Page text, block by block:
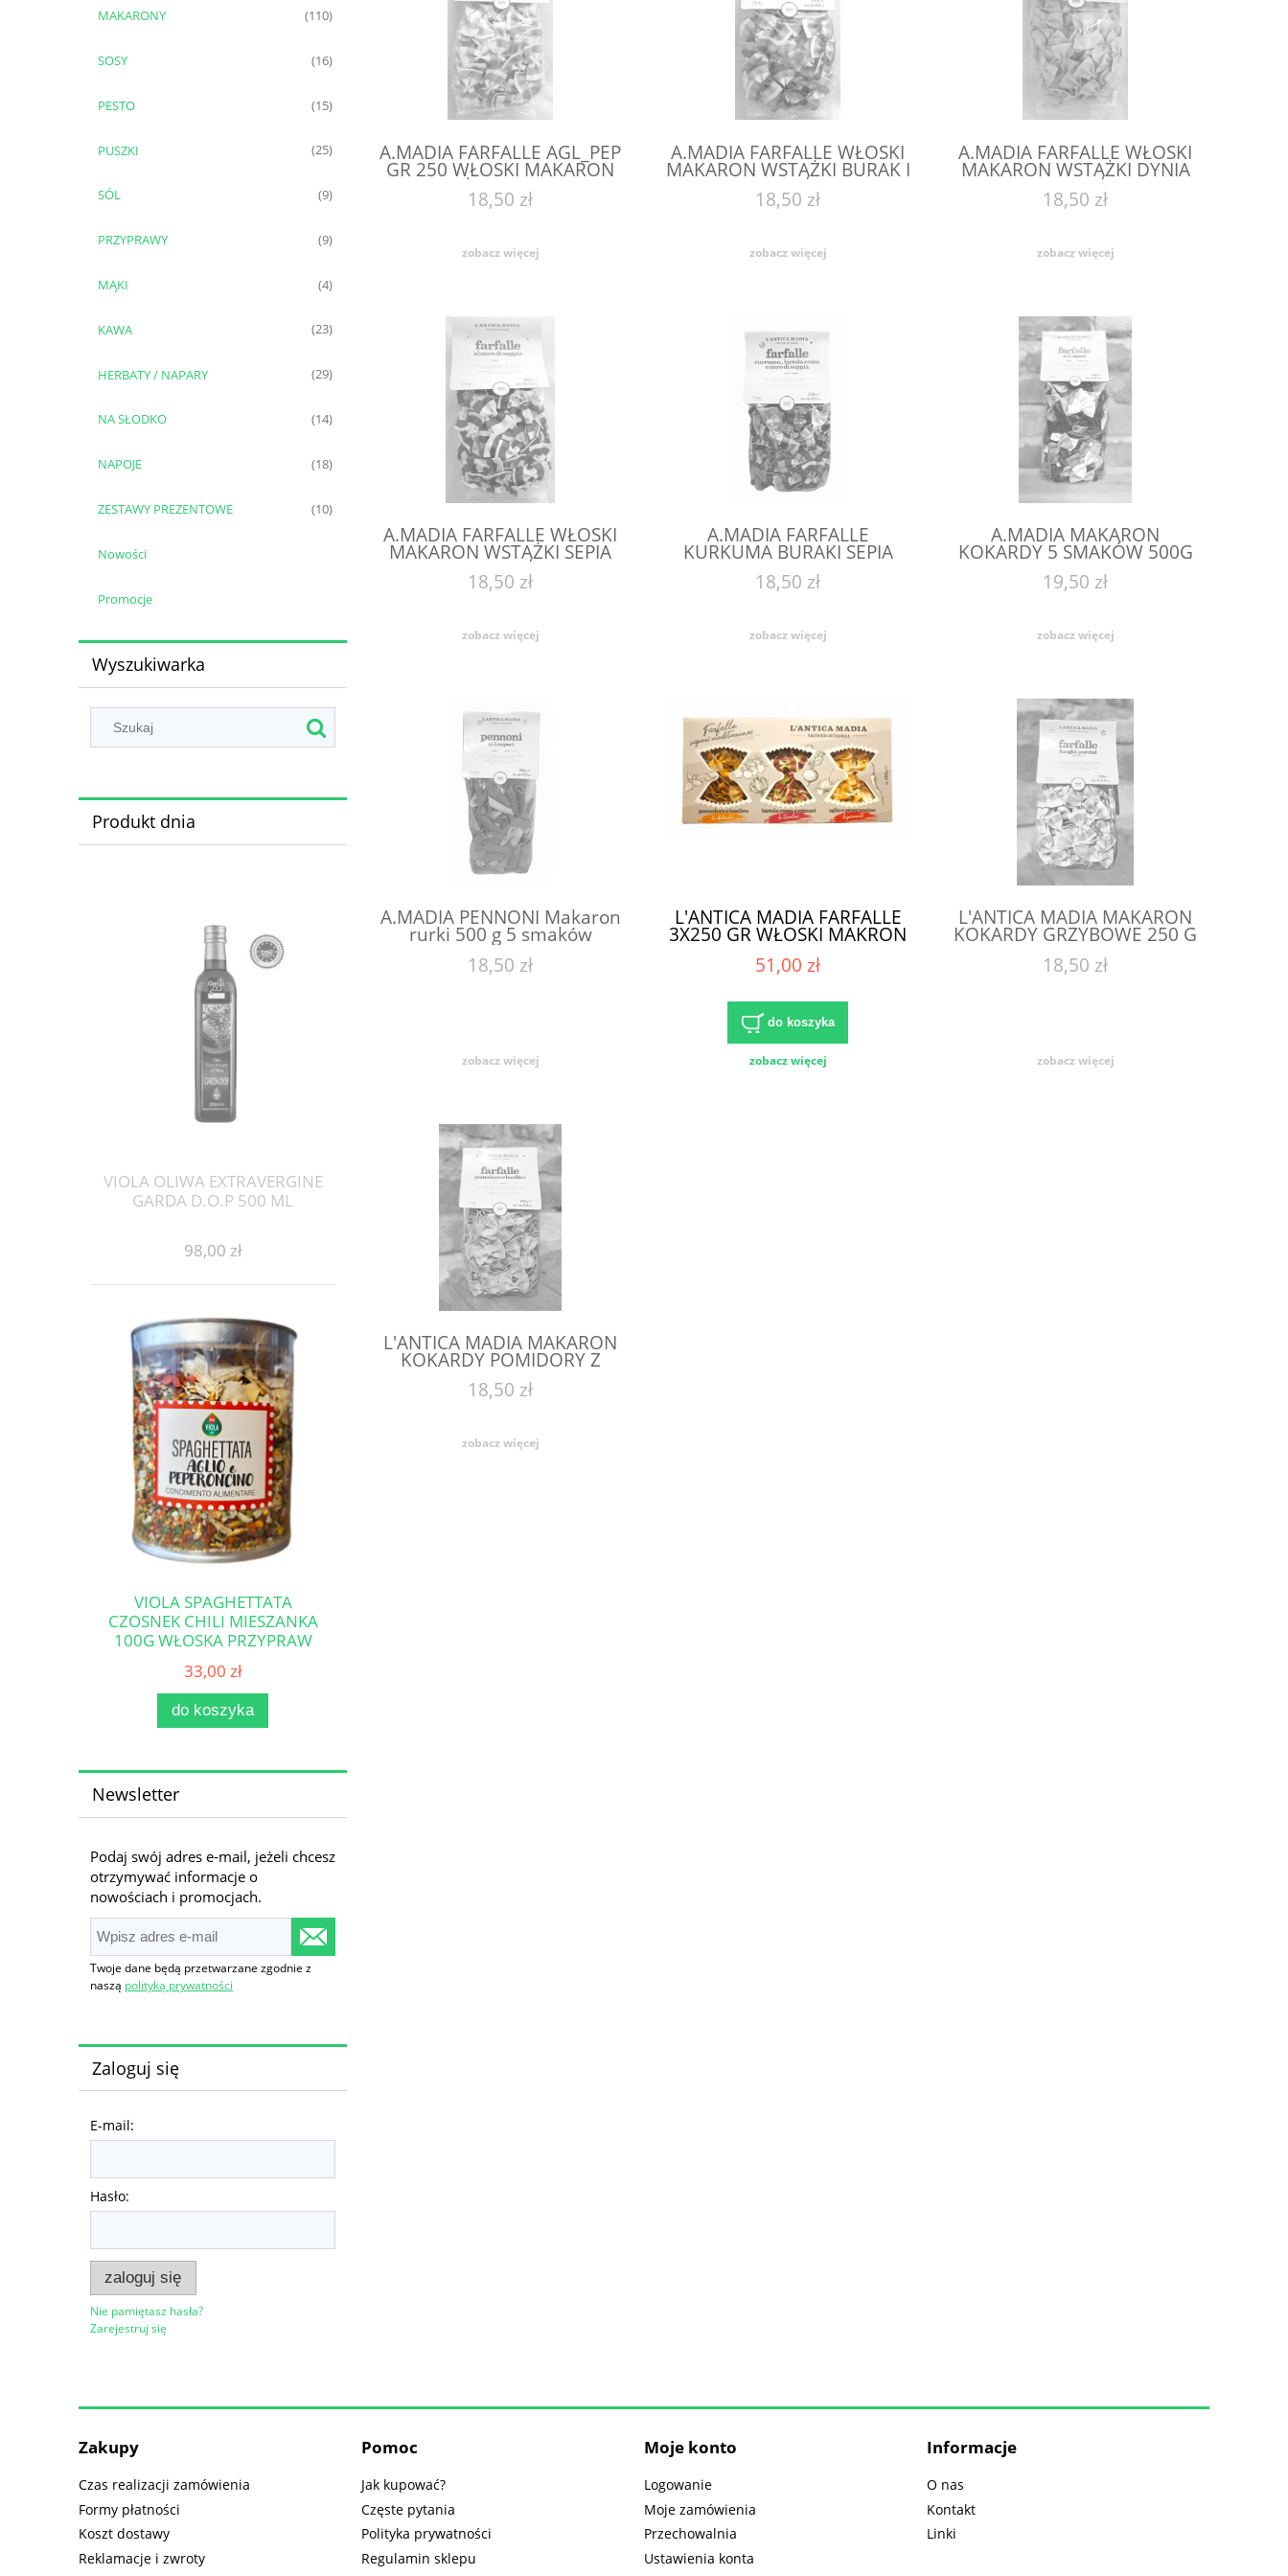
MAKARONY (110)
SOSY (16)
PESTO (15)
PUSZKI (25)
SÓL (9)
PRZYPRAWY (9)
MĄKI (4)
KAWA (23)
HERBATY / NAPARY (29)
NA SŁODKO (14)
NAPOJE (18)
ZESTAWY PREZENTOWE (10)
Nowości
Promocje
Wyszukiwarka
Produkt dnia
VIOLA OLIWA EXTRAVERGINE
GARDA D.O.P 500 ML
98,00 zł
VIOLA SPAGHETTATA
CZOSNEK CHILI MIESZANKA
100G WŁOSKA PRZYPRAW
DO MAKARONU
33,00 zł
do koszyka
Newsletter
Podaj swój adres e-mail, jeżeli chcesz
otrzymywać informacje o
nowościach i promocjach.
Twoje dane będą przetwarzane zgodnie z
naszą polityką prywatności
Zaloguj się
E-mail:
Hasło:
zaloguj się
Nie pamiętasz hasła?
Zarejestruj się
A.MADIA FARFALLE AGL_PEP
GR 250 WŁOSKI MAKARON
WSTĄŻKI Z PAPRYKĄ
18,50 zł
zobacz więcej
A.MADIA FARFALLE WŁOSKI
MAKARON WSTĄŻKI BURAK I
SZPINAK G 250
18,50 zł
zobacz więcej
A.MADIA FARFALLE WŁOSKI
MAKARON WSTĄŻKI DYNIA
G 250
18,50 zł
zobacz więcej
A.MADIA FARFALLE WŁOSKI
MAKARON WSTĄŻKI SEPIA
TUSZ KAŁAMARNICY G 250
18,50 zł
zobacz więcej
A.MADIA FARFALLE
KURKUMA BURAKI SEPIA
250 G MAKARON KOKARDY
WŁOSKI
18,50 zł
zobacz więcej
A.MADIA MAKARON
KOKARDY 5 SMAKÓW 500G
19,50 zł
zobacz więcej
A.MADIA PENNONI Makaron
rurki 500 g 5 smaków
18,50 zł
zobacz więcej
L'ANTICA MADIA FARFALLE
3X250 GR WŁOSKI MAKRON
ZESTAW
51,00 zł
do koszyka
zobacz więcej
L'ANTICA MADIA MAKARON
KOKARDY GRZYBOWE 250 G
18,50 zł
zobacz więcej
L'ANTICA MADIA MAKARON
KOKARDY POMIDORY Z
BAZYLIĄ 250 G
18,50 zł
zobacz więcej
Zakupy
Czas realizacji zamówienia
Formy płatności
Koszt dostawy
Reklamacje i zwroty
Pomoc
Jak kupować?
Częste pytania
Polityka prywatności
Regulamin sklepu
Moje konto
Logowanie
Moje zamówienia
Przechowalnia
Ustawienia konta
Informacje
O nas
Kontakt
Linki